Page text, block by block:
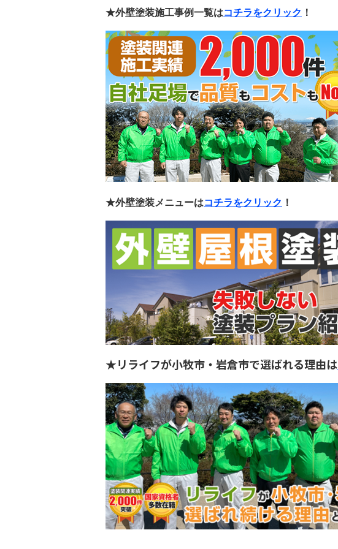
★外壁塗装施工事例一覧はコチラをクリック ！
★外壁塗装メニューはコチラをクリック ！
★リライフが小牧市・岩倉市で選ばれる理由は